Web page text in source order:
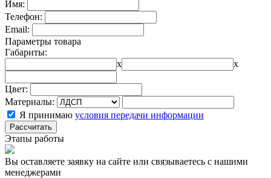
Имя:
Телефон:
Email:
Параметры товара
Габариты:
x
x
Цвет:
Материалы:
Я принимаю условия передачи информации
Рассчитать
Этапы работы
Вы оставляете заявку на сайте или связываетесь с нашими
менеджерами